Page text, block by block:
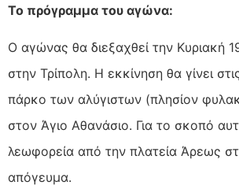
Το πρόγραμμα του αγώνα:
Ο αγώνας θα διεξαχθεί την Κυριακή
στην Τρίπολη. Η εκκίνηση θα γίνει
πάρκο των αλύγιστων (πλησίον
στον Άγιο Αθανάσιο. Για το σκοπό
λεωφορεία από την πλατεία Άρεως
απόγευμα.